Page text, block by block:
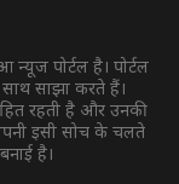
न्यूज पोर्टल है। पोर्टल
साझा करते हैं।
रहती है और उनकी
इसी सोच के चलते
है।